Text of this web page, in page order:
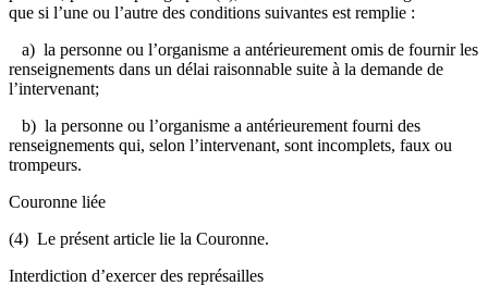
que si l’une ou l’autre des conditions suivantes est remplie :
a) la personne ou l’organisme a antérieurement omis de fournir les
renseignements dans un délai raisonnable suite à la demande de
l’intervenant;
b) la personne ou l’organisme a antérieurement fourni des
renseignements qui, selon l’intervenant, sont incomplets, faux ou
trompeurs.
Couronne liée
(4) Le présent article lie la Couronne.
Interdiction d’exercer des représailles